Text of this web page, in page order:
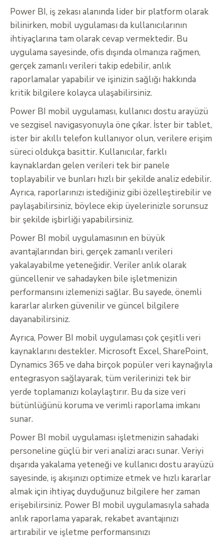
Power BI, iş zekası alanında lider bir platform olarak
bilinirken, mobil uygulaması da kullanıcılarının
ihtiyaçlarına tam olarak cevap vermektedir. Bu
uygulama sayesinde, ofis dışında olmanıza rağmen,
gerçek zamanlı verileri takip edebilir, anlık
raporlamalar yapabilir ve işinizin sağlığı hakkında
kritik bilgilere kolayca ulaşabilirsiniz.
Power BI mobil uygulaması, kullanıcı dostu arayüzü
ve sezgisel navigasyonuyla öne çıkar. İster bir tablet,
ister bir akıllı telefon kullanıyor olun, verilere erişim
süreci oldukça basittir. Kullanıcılar, farklı
kaynaklardan gelen verileri tek bir panele
toplayabilir ve bunları hızlı bir şekilde analiz edebilir.
Ayrıca, raporlarınızı istediğiniz gibi özelleştirebilir ve
paylaşabilirsiniz, böylece ekip üyelerinizle sorunsuz
bir şekilde işbirliği yapabilirsiniz.
Power BI mobil uygulamasının en büyük
avantajlarından biri, gerçek zamanlı verileri
yakalayabilme yeteneğidir. Veriler anlık olarak
güncellenir ve sahadayken bile işletmenizin
performansını izlemenizi sağlar. Bu sayede, önemli
kararlar alırken güvenilir ve güncel bilgilere
dayanabilirsiniz.
Ayrıca, Power BI mobil uygulaması çok çeşitli veri
kaynaklarını destekler. Microsoft Excel, SharePoint,
Dynamics 365 ve daha birçok popüler veri kaynağıyla
entegrasyon sağlayarak, tüm verilerinizi tek bir
yerde toplamanızı kolaylaştırır. Bu da size veri
bütünlüğünü koruma ve verimli raporlama imkanı
sunar.
Power BI mobil uygulaması işletmenizin sahadaki
personeline güçlü bir veri analizi aracı sunar. Veriyi
dışarıda yakalama yeteneği ve kullanıcı dostu arayüzü
sayesinde, iş akışınızı optimize etmek ve hızlı kararlar
almak için ihtiyaç duyduğunuz bilgilere her zaman
erişebilirsiniz. Power BI mobil uygulamasıyla sahada
anlık raporlama yaparak, rekabet avantajınızı
artırabilir ve işletme performansınızı